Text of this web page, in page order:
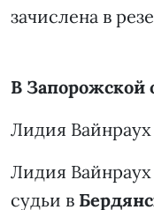
зачислена в
В Запорожской
Лидия Вайнраух
Лидия
судьи в